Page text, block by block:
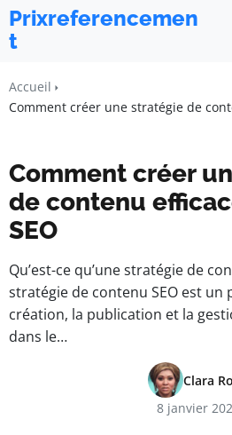
Prixreferencemen
t
Accueil
Comment créer une stratégie de
Comment créer
de contenu
SEO
Qu’est-ce qu’une stratégie de
stratégie de contenu SEO est un
création, la publication et la
dans le…
Clara
8 janvier